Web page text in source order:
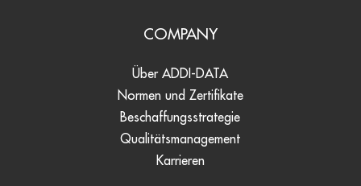
COMPANY
Über ADDI-DATA
Normen und Zertifikate
Beschaffungsstrategie
Qualitätsmanagement
Karrieren